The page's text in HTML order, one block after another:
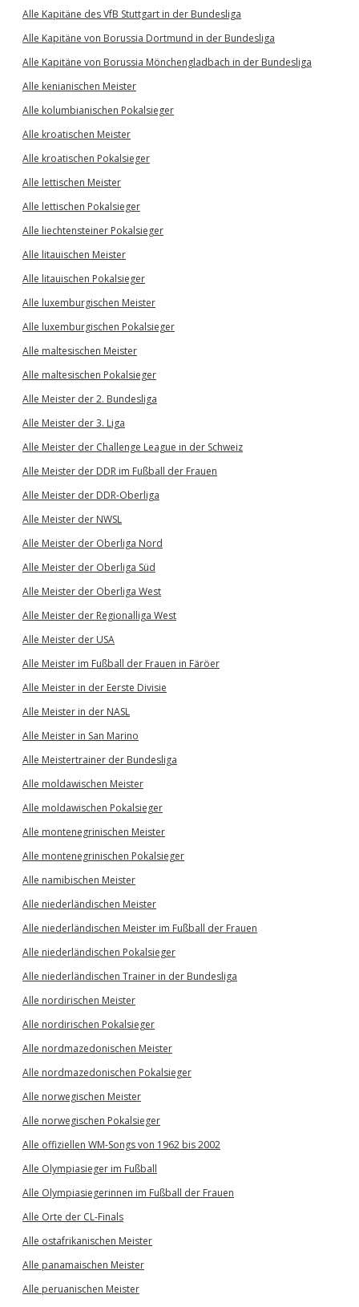
Alle Kapitäne des VfB Stuttgart in der Bundesliga
Alle Kapitäne von Borussia Dortmund in der Bundesliga
Alle Kapitäne von Borussia Mönchengladbach in der Bundesliga
Alle kenianischen Meister
Alle kolumbianischen Pokalsieger
Alle kroatischen Meister
Alle kroatischen Pokalsieger
Alle lettischen Meister
Alle lettischen Pokalsieger
Alle liechtensteiner Pokalsieger
Alle litauischen Meister
Alle litauischen Pokalsieger
Alle luxemburgischen Meister
Alle luxemburgischen Pokalsieger
Alle maltesischen Meister
Alle maltesischen Pokalsieger
Alle Meister der 2. Bundesliga
Alle Meister der 3. Liga
Alle Meister der Challenge League in der Schweiz
Alle Meister der DDR im Fußball der Frauen
Alle Meister der DDR-Oberliga
Alle Meister der NWSL
Alle Meister der Oberliga Nord
Alle Meister der Oberliga Süd
Alle Meister der Oberliga West
Alle Meister der Regionalliga West
Alle Meister der USA
Alle Meister im Fußball der Frauen in Färöer
Alle Meister in der Eerste Divisie
Alle Meister in der NASL
Alle Meister in San Marino
Alle Meistertrainer der Bundesliga
Alle moldawischen Meister
Alle moldawischen Pokalsieger
Alle montenegrinischen Meister
Alle montenegrinischen Pokalsieger
Alle namibischen Meister
Alle niederländischen Meister
Alle niederländischen Meister im Fußball der Frauen
Alle niederländischen Pokalsieger
Alle niederländischen Trainer in der Bundesliga
Alle nordirischen Meister
Alle nordirischen Pokalsieger
Alle nordmazedonischen Meister
Alle nordmazedonischen Pokalsieger
Alle norwegischen Meister
Alle norwegischen Pokalsieger
Alle offiziellen WM-Songs von 1962 bis 2002
Alle Olympiasieger im Fußball
Alle Olympiasiegerinnen im Fußball der Frauen
Alle Orte der CL-Finals
Alle ostafrikanischen Meister
Alle panamaischen Meister
Alle peruanischen Meister